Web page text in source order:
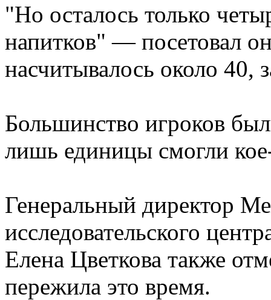
"Но осталось только
напитков" — посетовал
насчитывалось около 40,
Большинство игроков
лишь единицы смогли
Генеральный директор
исследовательского
Елена Цветкова также
пережила это время.